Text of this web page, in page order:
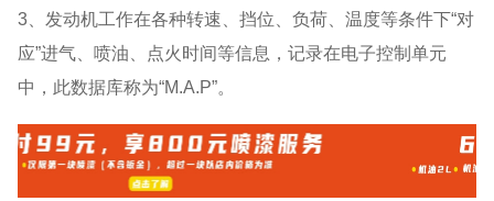
3、发动机工作在各种转速、挡位、负荷、温度等条件下“对
应”进气、喷油、点火时间等信息，记录在电子控制单元
中，此数据库称为“M.A.P”。